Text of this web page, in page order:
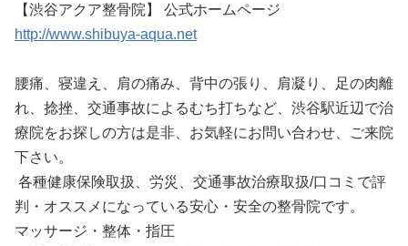
【渋谷アクア整骨院】 公式ホームページ
http://www.shibuya-aqua.net
腰痛、寝違え、肩の痛み、背中の張り、肩凝り、足の肉離
れ、捻挫、交通事故によるむち打ちなど、渋谷駅近辺で治
療院をお探しの方は是非、お気軽にお問い合わせ、ご来院
下さい。
各種健康保険取扱、労災、交通事故治療取扱/口コミで評
判・オススメになっている安心・安全の整骨院です。
マッサージ・整体・指圧